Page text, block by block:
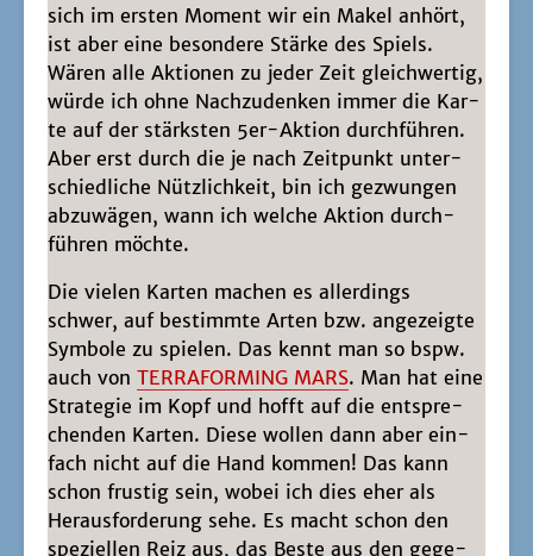
sich im ers­ten Moment wir ein Makel anhört,
ist aber eine beson­de­re Stär­ke des Spiels.
Wären alle Aktio­nen zu jeder Zeit gleich­wer­tig,
wür­de ich ohne Nach­zu­den­ken immer die Kar­
te auf der stärks­ten 5er-Akti­on durch­füh­ren.
Aber erst durch die je nach Zeit­punkt unter­
schied­li­che Nütz­lich­keit, bin ich gezwun­gen
abzu­wä­gen, wann ich wel­che Akti­on durch­
füh­ren möchte.
Die vie­len Kar­ten machen es aller­dings
schwer, auf bestimm­te Arten bzw. ange­zeig­te
Sym­bo­le zu spie­len. Das kennt man so bspw.
auch von TERRAFORMING MARS. Man hat eine
Stra­te­gie im Kopf und hofft auf die ent­spre­
chen­den Kar­ten. Die­se wol­len dann aber ein­
fach nicht auf die Hand kom­men! Das kann
schon frus­tig sein, wobei ich dies eher als
Her­aus­for­de­rung sehe. Es macht schon den
spe­zi­el­len Reiz aus, das Bes­te aus den gege­